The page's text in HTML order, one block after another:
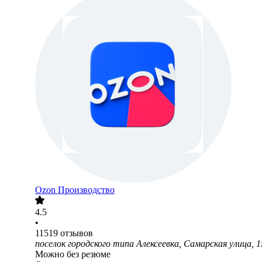
Ozon Производство
4.5
•
11519 отзывов
поселок городского типа Алексеевка, Самарская улица,
Можно без резюме